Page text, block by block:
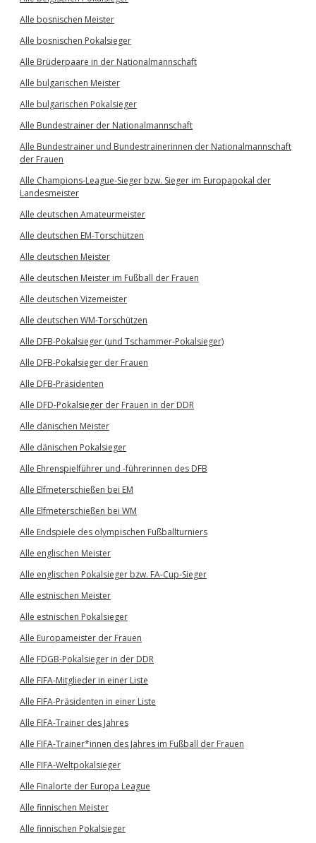
Alle bosnischen Meister
Alle bosnischen Pokalsieger
Alle Brüderpaare in der Nationalmannschaft
Alle bulgarischen Meister
Alle bulgarischen Pokalsieger
Alle Bundestrainer der Nationalmannschaft
Alle Bundestrainer und Bundestrainerinnen der Nationalmannschaft
der Frauen
Alle Champions-League-Sieger bzw. Sieger im Europapokal der
Landesmeister
Alle deutschen Amateurmeister
Alle deutschen EM-Torschützen
Alle deutschen Meister
Alle deutschen Meister im Fußball der Frauen
Alle deutschen Vizemeister
Alle deutschen WM-Torschützen
Alle DFB-Pokalsieger (und Tschammer-Pokalsieger)
Alle DFB-Pokalsieger der Frauen
Alle DFB-Präsidenten
Alle DFD-Pokalsieger der Frauen in der DDR
Alle dänischen Meister
Alle dänischen Pokalsieger
Alle Ehrenspielführer und -führerinnen des DFB
Alle Elfmeterschießen bei EM
Alle Elfmeterschießen bei WM
Alle Endspiele des olympischen Fußballturniers
Alle englischen Meister
Alle englischen Pokalsieger bzw. FA-Cup-Sieger
Alle estnischen Meister
Alle estnischen Pokalsieger
Alle Europameister der Frauen
Alle FDGB-Pokalsieger in der DDR
Alle FIFA-Mitglieder in einer Liste
Alle FIFA-Präsidenten in einer Liste
Alle FIFA-Trainer des Jahres
Alle FIFA-Trainer*innen des Jahres im Fußball der Frauen
Alle FIFA-Weltpokalsieger
Alle Finalorte der Europa League
Alle finnischen Meister
Alle finnischen Pokalsieger